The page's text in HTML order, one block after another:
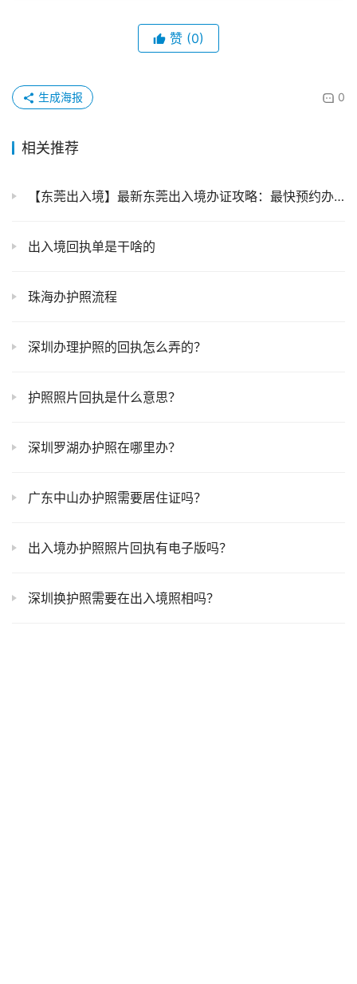
赞 (0)
0
生成海报
相关推荐
【东莞出入境】最新东莞出入境办证攻略：最快预约办证流程+超全材料清单+常见问题解答请查收！
出入境回执单是干啥的
珠海办护照流程
深圳办理护照的回执怎么弄的？
护照照片回执是什么意思？
深圳罗湖办护照在哪里办？
广东中山办护照需要居住证吗？
出入境办护照照片回执有电子版吗？
深圳换护照需要在出入境照相吗？